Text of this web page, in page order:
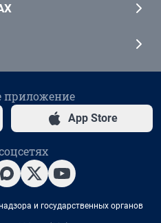
приложение
App Store
и государственных органов